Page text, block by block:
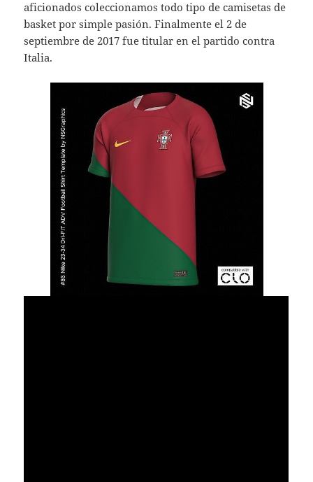
aficionados coleccionamos todo tipo de camisetas de
basket por simple pasión. Finalmente el 2 de
septiembre de 2017 fue titular en el partido contra
Italia.